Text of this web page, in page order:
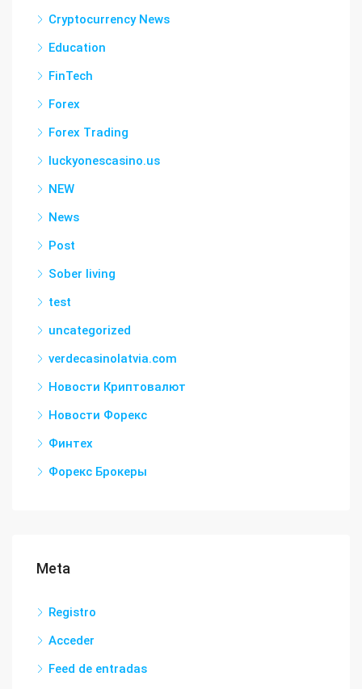
Cryptocurrency News
Education
FinTech
Forex
Forex Trading
luckyonescasino.us
NEW
News
Post
Sober living
test
uncategorized
verdecasinolatvia.com
Новости Криптовалют
Новости Форекс
Финтех
Форекс Брокеры
Meta
Registro
Acceder
Feed de entradas